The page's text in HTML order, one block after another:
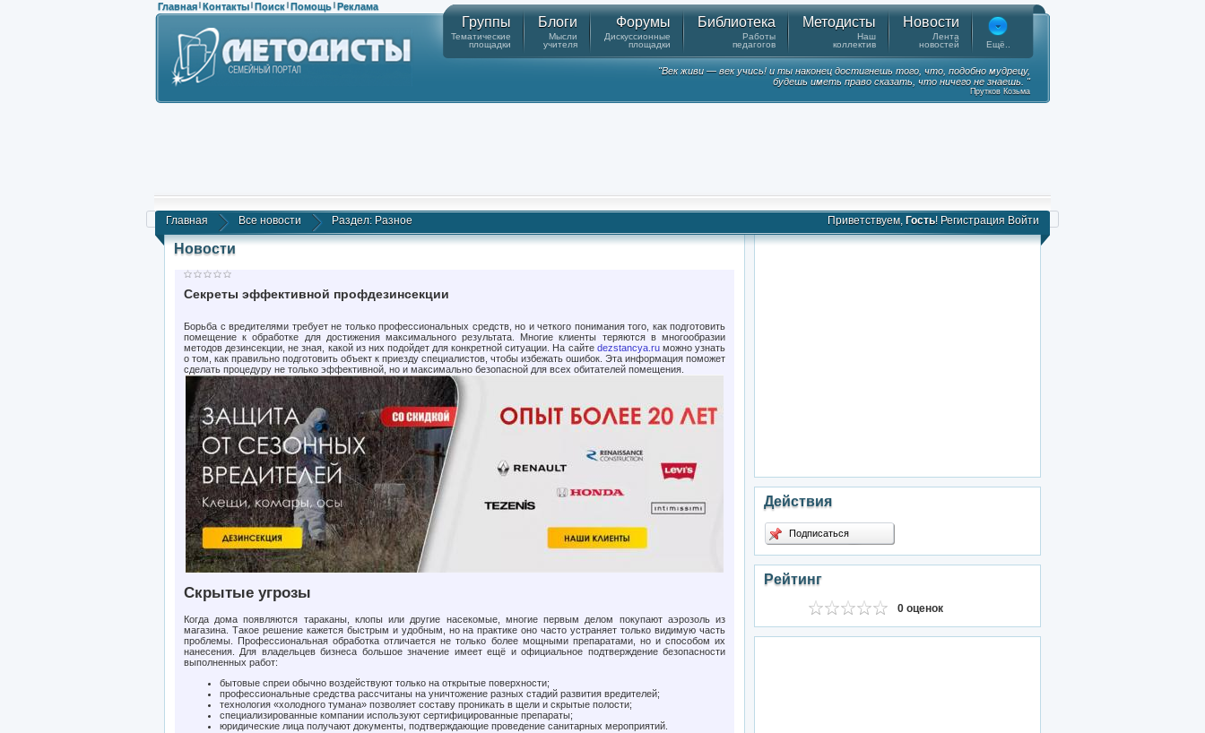
Главная | Контакты | Поиск | Помощь | Реклама
Группы
Тематические
площадки
Блоги
Мысли
учителя
Форумы
Дискуссионные
площадки
Библиотека
Работы
педагогов
Методисты
Наш
коллектив
Новости
Лента
новостей
Ещё..
"Век живи — век учись! и ты наконец достигнешь того, что, подобно мудрецу,
будешь иметь право сказать, что ничего не знаешь. "
Прутков Козьма
Главная Все новости Раздел: Разное Приветствуем, Гость! Регистрация Войти
Новости
Секреты эффективной профдезинсекции
Борьба с вредителями требует не только профессиональных средств, но и четкого понимания того, как подготовить
помещение к обработке для достижения максимального результата. Многие клиенты теряются в многообразии
методов дезинсекции, не зная, какой из них подойдет для конкретной ситуации. На сайте dezstancya.ruможно узнать
о том, как правильно подготовить объект к приезду специалистов, чтобы избежать ошибок. Эта информация поможет
сделать процедуру не только эффективной, но и максимально безопасной для всех обитателей помещения.
Скрытые угрозы
Когда дома появляются тараканы, клопы или другие насекомые, многие первым делом покупают аэрозоль из
магазина. Такое решение кажется быстрым и удобным, но на практике оно часто устраняет только видимую часть
проблемы. Профессиональная обработка отличается не только более мощными препаратами, но и способом их
нанесения. Для владельцев бизнеса большое значение имеет ещё и официальное подтверждение безопасности
выполненных работ:
бытовые спреи обычно воздействуют только на открытые поверхности;
профессиональные средства рассчитаны на уничтожение разных стадий развития вредителей;
технология «холодного тумана» позволяет составу проникать в щели и скрытые полости;
специализированные компании используют сертифицированные препараты;
юридические лица получают документы, подтверждающие проведение санитарных мероприятий.
Действия
Подписаться
Рейтинг
0 оценок